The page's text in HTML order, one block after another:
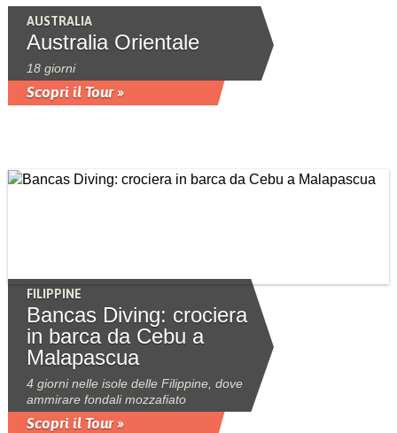
AUSTRALIA
Australia Orientale
18 giorni
Scopri il Tour »
FILIPPINE
Bancas Diving: crociera
in barca da Cebu a
Malapascua
4 giorni nelle isole delle Filippine, dove
ammirare fondali mozzafiato
Scopri il Tour »